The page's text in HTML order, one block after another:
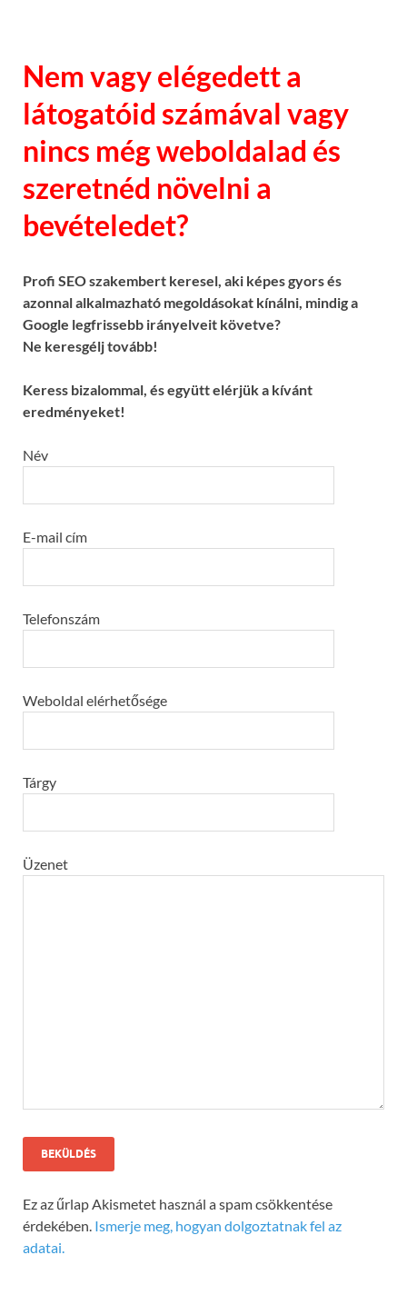
Nem vagy elégedett a
látogatóid számával vagy
nincs még weboldalad és
szeretnéd növelni a
bevételedet?
Profi SEO szakembert keresel, aki képes gyors és
azonnal alkalmazható megoldásokat kínálni, mindig a
Google legfrissebb irányelveit követve?
Ne keresgélj tovább!
Keress bizalommal, és együtt elérjük a kívánt
eredményeket!
Név
E-mail cím
Telefonszám
Weboldal elérhetősége
Tárgy
Üzenet
Ez az űrlap Akismetet használ a spam csökkentése
érdekében. Ismerje meg, hogyan dolgoztatnak fel az
adatai.